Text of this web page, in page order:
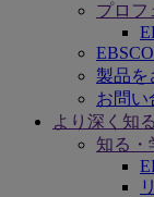
プロフ
製品を
お問い
より深く知る
知る・